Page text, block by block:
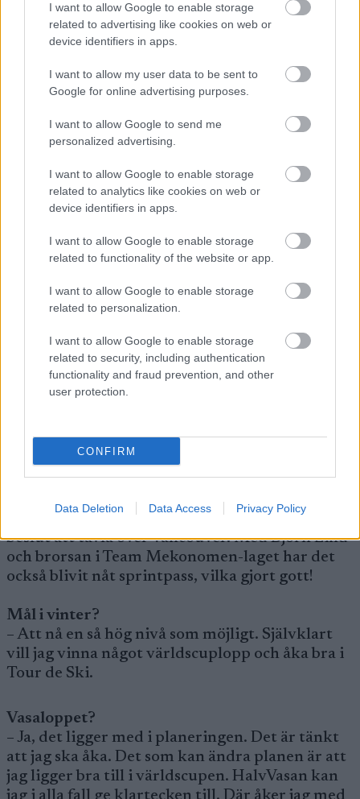
I want to allow Google to enable storage
related to advertising like cookies on web or
device identifiers in apps.
I want to allow my user data to be sent to
Google for online advertising purposes.
I want to allow Google to send me
personalized advertising.
I want to allow Google to enable storage
related to analytics like cookies on web or
device identifiers in apps.
I want to allow Google to enable storage
related to functionality of the website or app.
I want to allow Google to enable storage
related to personalization.
I want to allow Google to enable storage
related to security, including authentication
functionality and fraud prevention, and other
user protection.
CONFIRM
Data Deletion Data Access Privacy Policy
Micke Book, då?
– Han ska ju valla åt Kanada i vinter så där har
tycks ju ha blivit världens största plantskola av
duktiga ledare och vallare. När de blivit
flygfärdiga får andra nationer skörda
frukterna…
Yttergård klarat sitt jobb?
– Inte alls. ”Perra” må ha vissa kunskaper men i
rollen som landslagschef tycker jag inte att han
passat.
– På uppåtgående. Jag är på gång efter en dålig
träningssommar då mycket energi gick åt till
att få satsningen på rätt köl igen. September och
oktober har varit helt okej. En vad har krånglat.
Däremot har Team Mekonomens naprapat
Stefan Larsson fått ordning på mitt löparknä.
Vad betyder Anders Södergren för dig?
– Att jag har en sparringpartner som heter
duga, att vi kan sporra varandra och få bra
kvalitet i träningen. Det faktum att vi båda bor i
Östersund och går bra ihop har bidragit till mitt
beslut att tävla över Vancouver. Med Björn Lind
och brorsan i Team Mekonomen-laget har det
också blivit nåt sprintpass, vilka gjort gott!
Mål i vinter?
– Att nå en så hög nivå som möjligt. Självklart
vill jag vinna något världscuplopp och åka bra i
Tour de Ski.
Vasaloppet?
– Ja, det ligger med i planeringen. Det är tänkt
att jag ska åka. Det som kan ändra planen är att
jag ligger bra till i världscupen. HalvVasan kan
jag i alla fall ge klartecken till. Där åker jag med